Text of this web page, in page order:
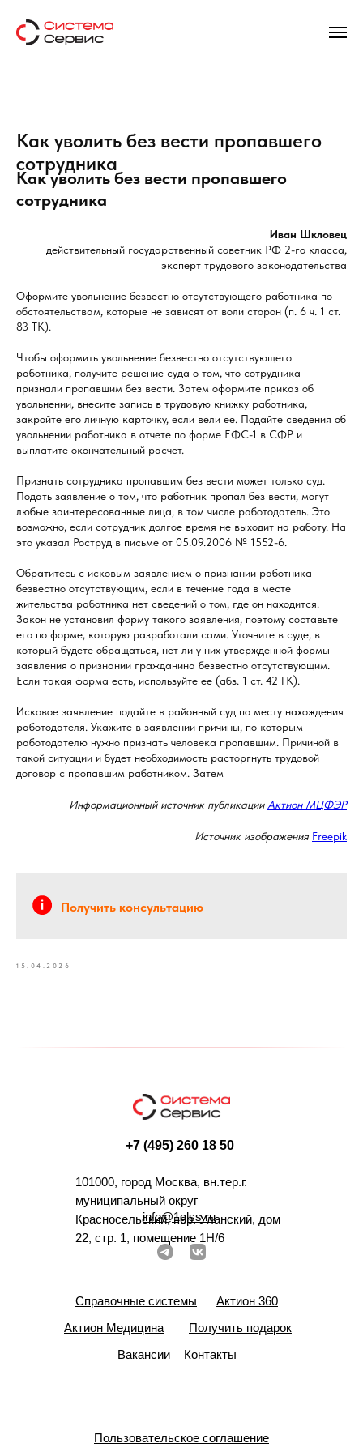
Как уволить без вести пропавшего
сотрудника
Как уволить без вести пропавшего
сотрудника
Иван Шкловец
действительный государственный советник РФ 2-го класса,
эксперт трудового законодательства
Оформите увольнение безвестно отсутствующего работника по
обстоятельствам, которые не зависят от воли сторон (п. 6 ч. 1 ст.
83 ТК).
Чтобы оформить увольнение безвестно отсутствующего
работника, получите решение суда о том, что сотрудника
признали пропавшим без вести. Затем оформите приказ об
увольнении, внесите запись в трудовую книжку работника,
закройте его личную карточку, если вели ее. Подайте сведения об
увольнении работника в отчете по форме ЕФС-1 в СФР и
выплатите окончательный расчет.
Признать сотрудника пропавшим без вести может только суд.
Подать заявление о том, что работник пропал без вести, могут
любые заинтересованные лица, в том числе работодатель. Это
возможно, если сотрудник долгое время не выходит на работу. На
это указал Роструд в письме от 05.09.2006 № 1552-6.
Обратитесь с исковым заявлением о признании работника
безвестно отсутствующим, если в течение года в месте
жительства работника нет сведений о том, где он находится.
Закон не установил форму такого заявления, поэтому составьте
его по форме, которую разработали сами. Уточните в суде, в
который будете обращаться, нет ли у них утвержденной формы
заявления о признании гражданина безвестно отсутствующим.
Если такая форма есть, используйте ее (абз. 1 ст. 42 ГК).
Исковое заявление подайте в районный суд по месту нахождения
работодателя. Укажите в заявлении причины, по которым
работодателю нужно признать человека пропавшим. Причиной в
такой ситуации и будет необходимость расторгнуть трудовой
договор с пропавшим работником. Затем
Информационный источник публикации Актион МЦФЭР
Источник изображения Freepik
Получить консультацию
15.04.2026
+7 (495) 260 18 50
101000, город Москва, вн.тер.г.
муниципальный округ
Красносельский, пер. Уланский, дом
22, стр. 1, помещение 1Н/6
info@1glss.ru
Справочные системы
Актион 360
Актион Медицина
Получить подарок
Вакансии
Контакты
Пользовательское соглашение